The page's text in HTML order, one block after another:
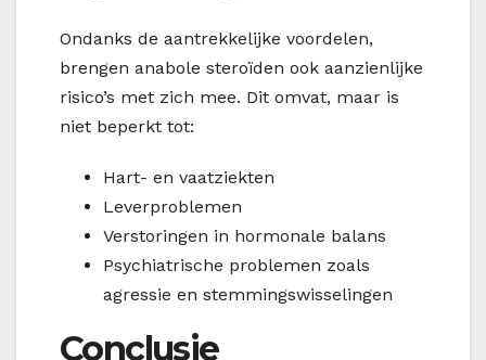
Ondanks de aantrekkelijke voordelen,
brengen anabole steroïden ook aanzienlijke
risico’s met zich mee. Dit omvat, maar is
niet beperkt tot:
Hart- en vaatziekten
Leverproblemen
Verstoringen in hormonale balans
Psychiatrische problemen zoals
agressie en stemmingswisselingen
Conclusie